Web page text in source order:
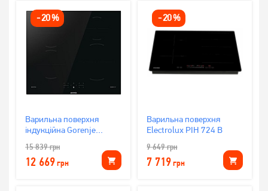
-20%
Варильна поверхня
індукційна Gorenje
15 839грн
12 669грн
-20%
Варильна поверхня
Electrolux PIH 724 B
9 649грн
7 719грн